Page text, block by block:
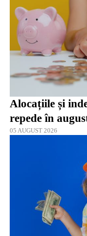
Alocațiile și
repede în
05 AUGUST 2026